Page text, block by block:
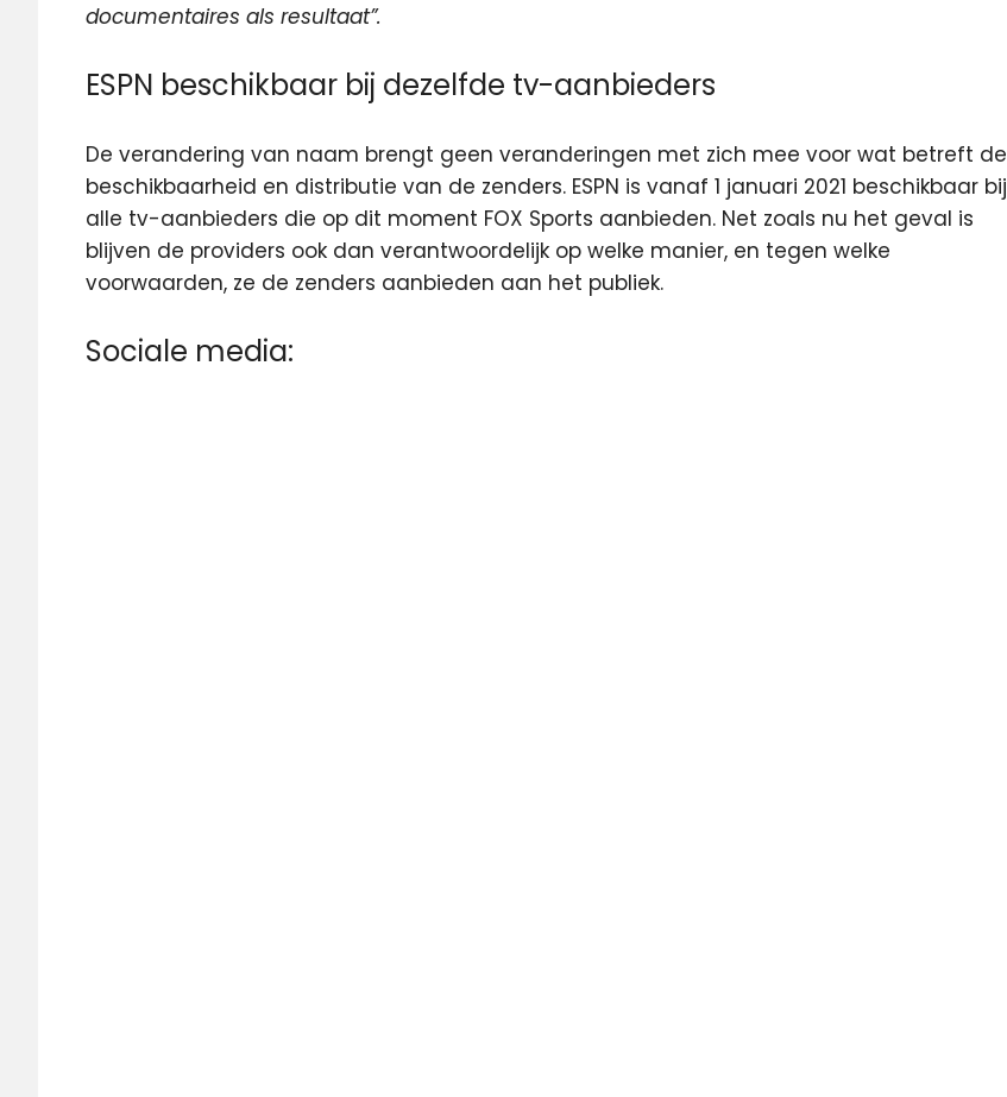
documentaires als resultaat”.
ESPN beschikbaar bij dezelfde tv-aanbieders
De verandering van naam brengt geen veranderingen met zich mee voor wat betreft de
beschikbaarheid en distributie van de zenders. ESPN is vanaf 1 januari 2021 beschikbaar bij
alle tv-aanbieders die op dit moment FOX Sports aanbieden. Net zoals nu het geval is
blijven de providers ook dan verantwoordelijk op welke manier, en tegen welke
voorwaarden, ze de zenders aanbieden aan het publiek.
Sociale media: